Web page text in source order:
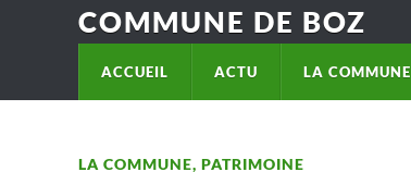
COMMUNE DE BOZ
ACCUEIL ACTU LA COMMUNE
LA COMMUNE, PATRIMOINE